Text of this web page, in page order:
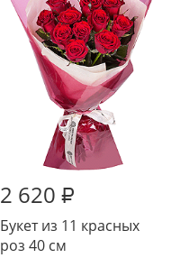
2 620 ₽
Букет из 11 красных
роз 40 см